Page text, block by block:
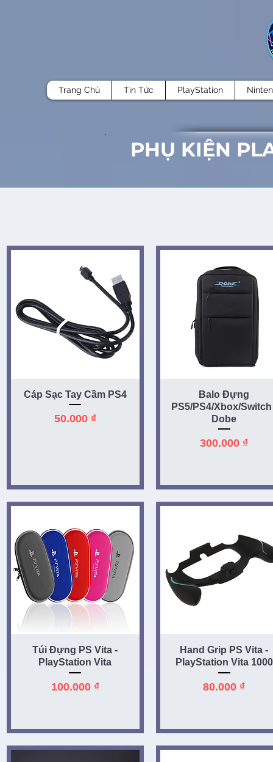
Trang Chủ Tin Tức PlayStation
PHỤ KIỆN
Quick View
Cáp Sạc Tay Cầm PS4
Price
50.000 ₫
Quick View
Balo Đựng
PS5/PS4/Xbox/Switch
Dobe
Price
300.000 ₫
Quick View
Túi Đựng PS Vita -
PlayStation Vita
Price
100.000 ₫
Quick View
Hand Grip PS Vita -
PlayStation Vita 1000
Price
80.000 ₫